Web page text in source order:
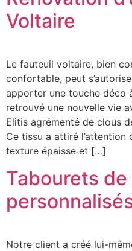
Voltaire
Le fauteuil voltaire, bien
confortable, peut
apporter une touche déco
retrouvé une nouvelle vie
Elitis agrémenté de clous
Ce tissu a attiré
texture épaisse et […]
Tabourets de
Notre client a créé lui-